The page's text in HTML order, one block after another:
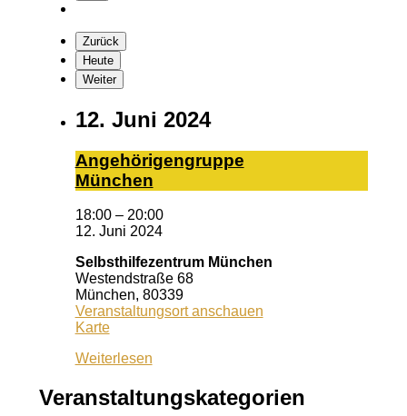
Zurück
Heute
Weiter
12. Juni 2024
An­ge­hö­ri­gen­grup­pe
Mün­chen
18:00 – 20:00
12. Juni 2024
Selbsthilfezentrum München
Westendstraße 68
München, 80339
Veranstaltungsort anschauen
KarteSelbsthilfezentrum
Weiterlesen
Veranstaltungskategorien